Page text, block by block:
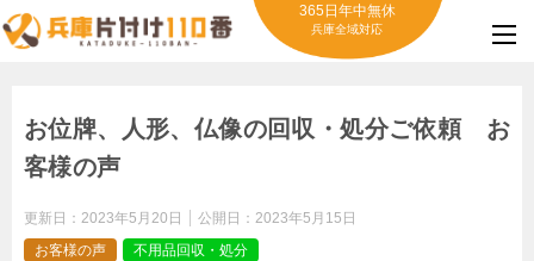
365日年中無休
兵庫全域対応
お位牌、人形、仏像の回収・処分ご依頼 お
客様の声
更新日： 2023年5月20日 公開日： 2023年5月15日
お客様の声
不用品回収・処分